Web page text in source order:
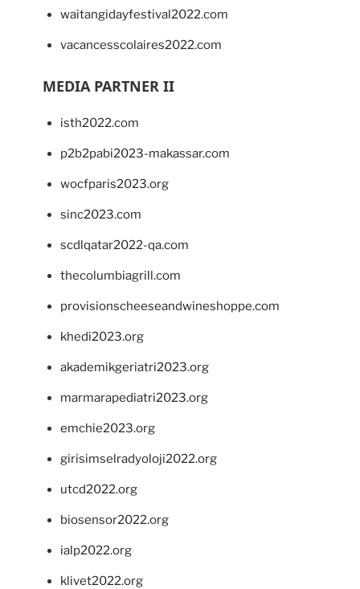
waitangidayfestival2022.com
vacancesscolaires2022.com
MEDIA PARTNER II
isth2022.com
p2b2pabi2023-makassar.com
wocfparis2023.org
sinc2023.com
scdlqatar2022-qa.com
thecolumbiagrill.com
provisionscheeseandwineshoppe.com
khedi2023.org
akademikgeriatri2023.org
marmarapediatri2023.org
emchie2023.org
girisimselradyoloji2022.org
utcd2022.org
biosensor2022.org
ialp2022.org
klivet2022.org